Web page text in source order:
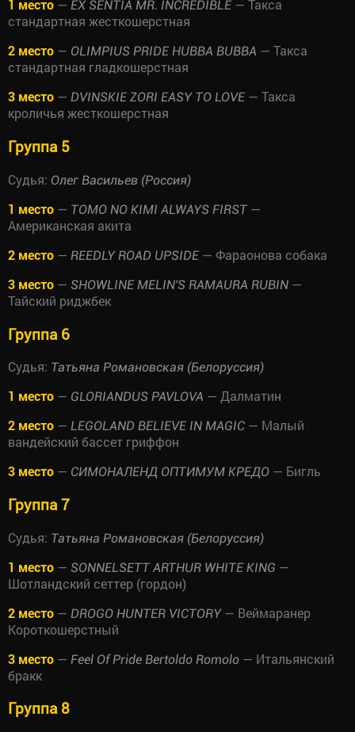
1 место — EX SENTIA MR. INCREDIBLE — Такса
стандартная жесткошерстная
2 место — OLIMPIUS PRIDE HUBBA BUBBA — Такса
стандартная гладкошерстная
3 место — DVINSKIE ZORI EASY TO LOVE — Такса
кроличья жесткошерстная
Группа 5
Судья: Олег Васильев (Россия)
1 место — TOMO NO KIMI ALWAYS FIRST—
Американская акита
2 место — REEDLY ROAD UPSIDE — Фараонова собака
3 место — SHOWLINE MELIN'S RAMAURA RUBIN —
Тайский риджбек
Группа 6
Судья: Татьяна Романовская (Белоруссия)
1 место — GLORIANDUS PAVLOVA — Далматин
2 место — LEGOLAND BELIEVE IN MAGIC — Малый
вандейский бассет гриффон
3 место — СИМОНАЛЕНД ОПТИМУМ КРЕДО — Бигль
Группа 7
Судья: Татьяна Романовская (Белоруссия)
1 место — SONNELSETT ARTHUR WHITE KING —
Шотландский сеттер (гордон)
2 место — DROGO HUNTER VICTORY— Веймаранер
Короткошерстный
3 место — Feel Of Pride Bertoldo Romolo — Итальянский
бракк
Группа 8